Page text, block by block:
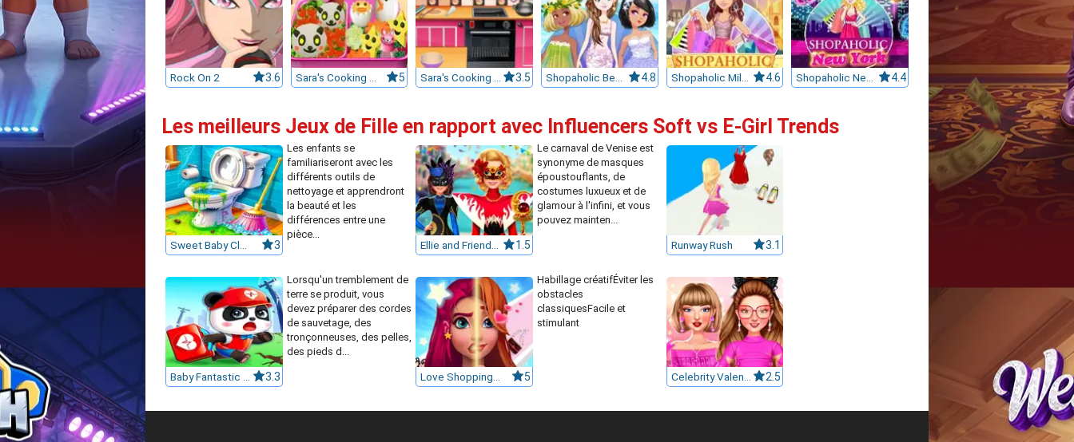
Rock On 2 3.6 Sara's Cooking Class : Bento 5 Sara's Cooking Class : Chocolate Cupcakes 3.5 Shopaholic Beach Models 4.8 Shopaholic Milan 4.6 Shopaholic New York 4.4
Les meilleurs Jeux de Fille en rapport avec Influencers Soft vs E-Girl Trends
3
Les enfants se
familiariseront avec les
différents outils de
nettoyage et apprendront
la beauté et les
différences entre une
pièce...
1.5
Le carnaval de Venise est
synonyme de masques
époustouflants, de
costumes luxueux et de
glamour à l'infini, et vous
pouvez mainten...
Runway Rush 3.1
3.3
Lorsqu'un tremblement de
terre se produit, vous
devez préparer des cordes
de sauvetage, des
tronçonneuses, des pelles,
des pieds d...
5
Habillage créatifÉviter les
obstacles
classiquesFacile et
stimulant
2.5